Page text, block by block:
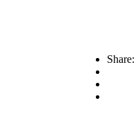
Share: